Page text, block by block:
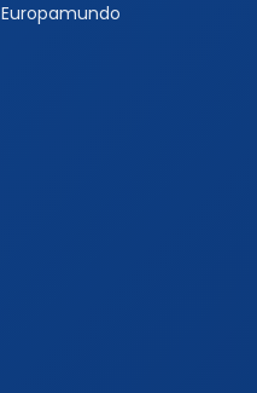
Europamundo